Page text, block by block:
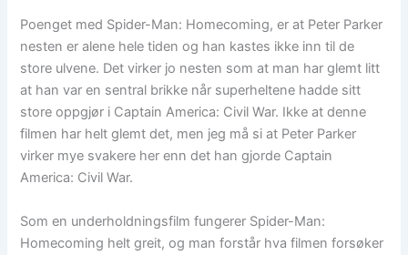
Poenget med Spider-Man: Homecoming, er at Peter Parker
nesten er alene hele tiden og han kastes ikke inn til de
store ulvene. Det virker jo nesten som at man har glemt litt
at han var en sentral brikke når superheltene hadde sitt
store oppgjør i Captain America: Civil War. Ikke at denne
filmen har helt glemt det, men jeg må si at Peter Parker
virker mye svakere her enn det han gjorde Captain
America: Civil War.
Som en underholdningsfilm fungerer Spider-Man:
Homecoming helt greit, og man forstår hva filmen forsøker